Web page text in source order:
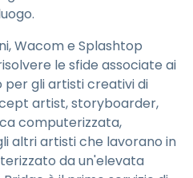
Wacom e Splashtop
le sfide associate ai
per gli artisti creativi di
artist, storyboarder,
computerizzata,
altri artisti che lavorano in
da un'elevata